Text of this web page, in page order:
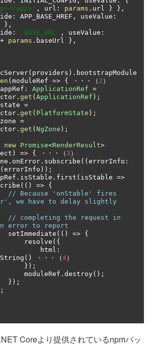
app>' , url : params . url }
},
: APP_BASE_HREF , useValue :
},
: 'BASE_URL' , useValue :
+ params . baseUrl
},
( providers ). bootstrapModule
( moduleRef => { ・・・（ 2 ）
appRef : ApplicationRef =
. get ( ApplicationRef );
state =
. get ( PlatformState );
zone =
. get ( NgZone );
new Promise<RenderResult>
) => { ・・・（ 3 ）
zone
. onError . subscribe (( errorInfo :
( errorInfo ));
appRef
. isStable . first ( isStable =>
(() => {
// Because 'onStable' fires
we have to delay slightly
// completing the request in
error to report
                setImmediate
(() => {
                    resolve
({
                        html
:
() ・・・（4）
});
                    moduleRef
. destroy();
});
Coreより提供されているnpmパッ